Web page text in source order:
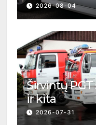
2026-08-04
Širvintų PGT
ir kita
2026-07-31